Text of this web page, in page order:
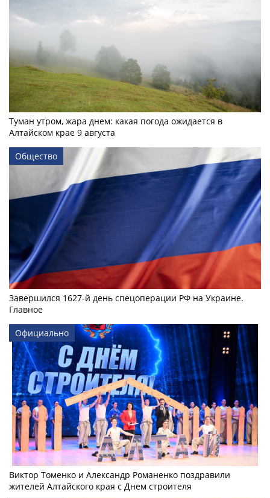
Туман утром, жара днем: какая погода ожидается в
Алтайском крае 9 августа
Общество
Завершился 1627-й день спецоперации РФ на Украине.
Главное
Официально
Виктор Томенко и Александр Романенко поздравили
жителей Алтайского края с Днем строителя